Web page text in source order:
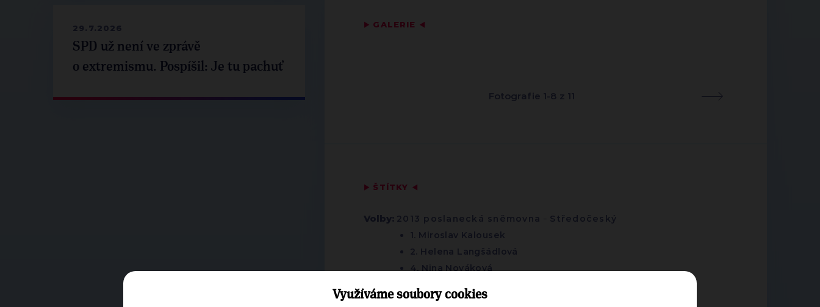
29.7.2026
SPD už není ve zprávě
o extremismu. Pospíšil: Je tu pachuť
▶ GALERIE ◀
Fotografie 1-8 z 11
▶ ŠTÍTKY ◀
Volby: 2013 poslanecká sněmovna - Středočeský
1. Miroslav Kalousek
2. Helena Langšádlová
4. Nina Nováková
27. Pavla Hlavsová
Využíváme soubory cookies